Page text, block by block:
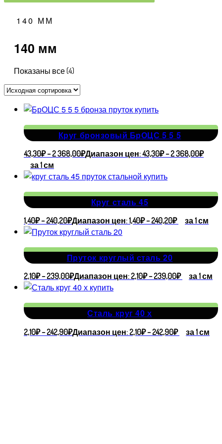
140 ММ
140 мм
Показаны все (4)
Круг бронзовый БрОЦС 5 5 5
43,30₽–2 368,00₽Диапазон цен: 43,30₽ – 2 368,00₽
за 1 см
Круг сталь 45
1,40₽–240,20₽Диапазон цен: 1,40₽ – 240,20₽ за 1 см
Пруток круглый сталь 20
2,10₽–239,00₽Диапазон цен: 2,10₽ – 239,00₽ за 1 см
Сталь круг 40 х
2,10₽–242,90₽Диапазон цен: 2,10₽ – 242,90₽ за 1 см